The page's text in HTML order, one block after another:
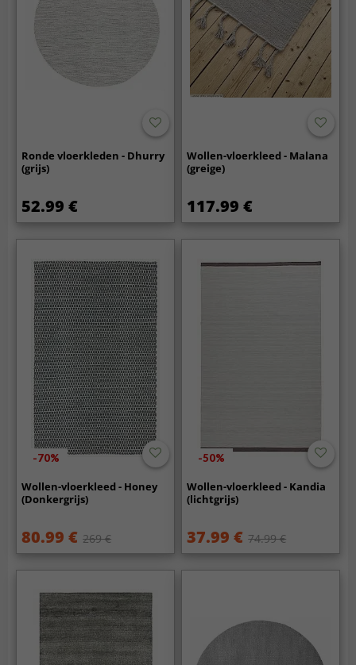
Ronde vloerkleden - Dhurry
(grijs)
52.99 €
Wollen-vloerkleed - Malana
(greige)
117.99 €
-70%
Wollen-vloerkleed - Honey
(Donkergrijs)
80.99 € 269 €
-50%
Wollen-vloerkleed - Kandia
(lichtgrijs)
37.99 € 74.99 €